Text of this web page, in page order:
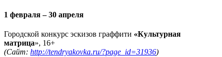
1 февраля – 30 апреля
Городской конкурс эскизов граффити «Культурная
матрица», 16+
(Сайт: http://tendryakovka.ru/?page_id=31936)